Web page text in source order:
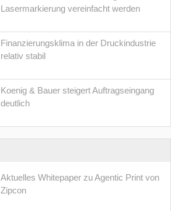
Lasermarkierung vereinfacht werden
Finanzierungsklima in der Druckindustrie
relativ stabil
Koenig & Bauer steigert Auftragseingang
deutlich
Aktuelles Whitepaper zu Agentic Print von
Zipcon